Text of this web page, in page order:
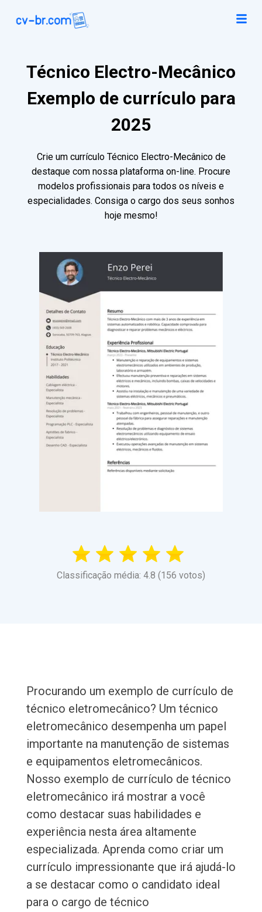
Técnico Electro-Mecânico
Exemplo de currículo para
2025
Crie um currículo Técnico Electro-Mecânico de
destaque com nossa plataforma on-line. Procure
modelos profissionais para todos os níveis e
especialidades. Consiga o cargo dos seus sonhos
hoje mesmo!
Classificação média: 4.8 (156 votos)
Procurando um exemplo de currículo de
técnico eletromecânico? Um técnico
eletromecânico desempenha um papel
importante na manutenção de sistemas
e equipamentos eletromecânicos.
Nosso exemplo de currículo de técnico
eletromecânico irá mostrar a você
como destacar suas habilidades e
experiência nesta área altamente
especializada. Aprenda como criar um
currículo impressionante que irá ajudá-lo
a se destacar como o candidato ideal
para o cargo de técnico